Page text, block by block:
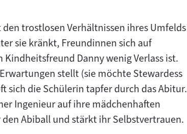
trostlosen Verhältnissen ihres Umfelds
sie kränkt, Freundinnen sich auf
Danny wenig Verlass ist.
stellt (sie möchte Stewardess
sich die Schülerin tapfer durch das Abitur.
Ingenieur auf ihre mädchenhaften
Abiball und stärkt ihr Selbstvertrauen.